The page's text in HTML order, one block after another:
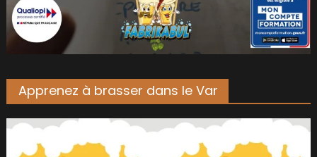
Apprenez à brasser dans le Var